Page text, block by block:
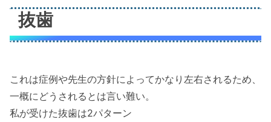
抜歯
これは症例や先生の方針によってかなり左右されるため、
一概にどうされるとは言い難い。
私が受けた抜歯は2パターン